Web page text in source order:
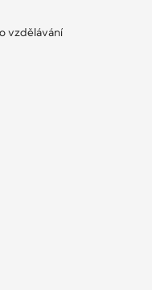
vzdělávání